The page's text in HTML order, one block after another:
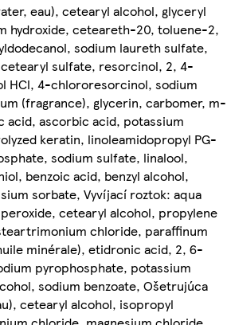
eau), cetearyl alcohol, glyceryl
hydroxide, ceteareth-20, toluene-2,
sodium laureth sulfate,
sulfate, resorcinol, 2, 4-
HCl, 4-chlororesorcinol, sodium
(fragrance), glycerin, carbomer, m-
acid, ascorbic acid, potassium
keratin, linoleamidopropyl PG-
sodium sulfate, linalool,
benzoic acid, benzyl alcohol,
sorbate, Vyvíjací roztok: aqua
cetearyl alcohol, propylene
chloride, paraffinum
minérale), etidronic acid, 2, 6-
pyrophosphate, potassium
sodium benzoate, Ošetrujúca
cetearyl alcohol, isopropyl